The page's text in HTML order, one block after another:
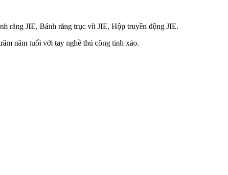
răng JIE, Bánh răng trục vít JIE, Hộp truyền động JIE.
năm tuổi với tay nghề thủ công tinh xảo.